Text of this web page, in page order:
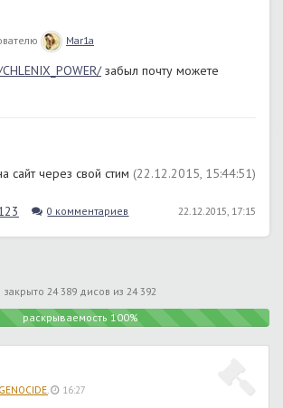
Mar1a
забыл почту можете
сайт через свой стим (22.12.2015, 15:44:51)
0 комментариев 22.12.2015, 17:15
закрыто 24 389 дисов из 24 392
раскрываемость 100%
16:27